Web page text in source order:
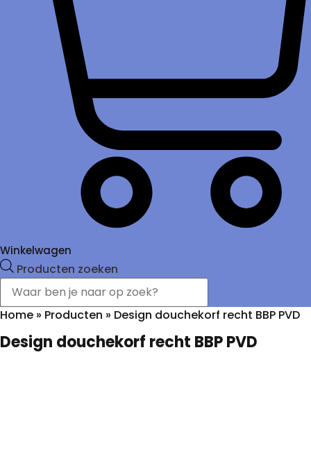
Winkelwagen
Producten zoeken
Home » Producten » Design douchekorf recht BBP PVD
Design douchekorf recht BBP PVD